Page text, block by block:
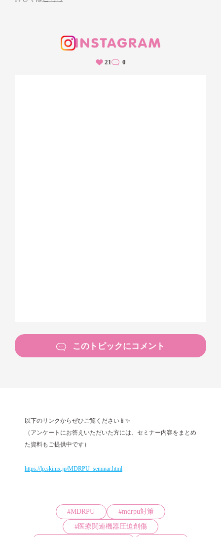
https://lp.skinix.jp/MDRPU_seminar.html
21 0
このトピックにコメント
以下のリンクからぜひご覧ください📱✨
（アンケートにお答えいただいた方には、セミナー内容をまとめ
た資料もご提供中です）
https://lp.skinix.jp/MDRPU_seminar.html
MDRPU mdrpu対策
医療関連機器圧迫創傷